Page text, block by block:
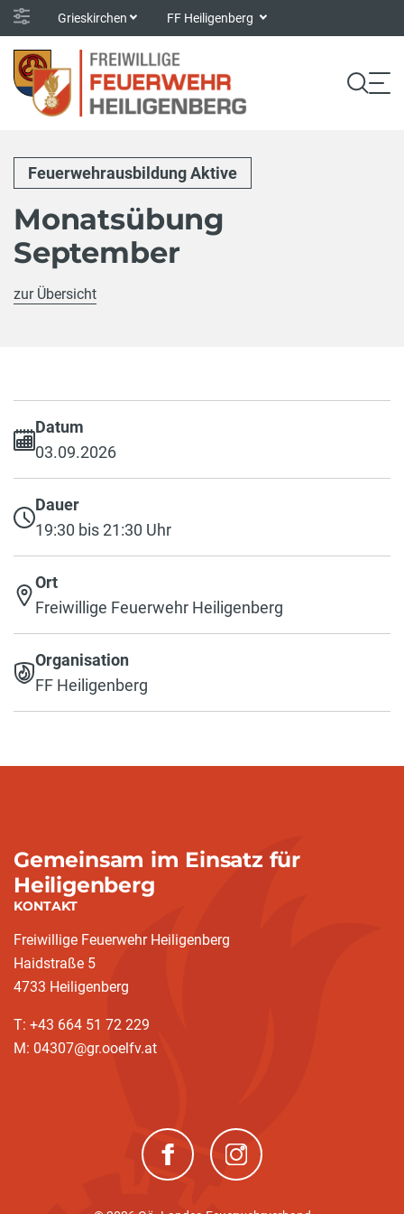
Grieskirchen FF Heiligenberg
Feuerwehrausbildung Aktive
Monatsübung
September
zur Übersicht
Datum
03.09.2026
Dauer
19:30 bis 21:30 Uhr
Ort
Freiwillige Feuerwehr Heiligenberg
Organisation
FF Heiligenberg
Gemeinsam im Einsatz für
Heiligenberg
KONTAKT
Freiwillige Feuerwehr Heiligenberg
Haidstraße 5
4733 Heiligenberg
T: +43 664 51 72 229
M: 04307@gr.ooelfv.at
(neues Fenster)(neues Fenster)